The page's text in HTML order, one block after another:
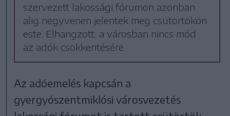
szervezett lakossági fórumon azonban
alig negyvenen jelentek meg csütörtökön
este. Elhangzott: a városban nincs mód
az adók csökkentésére.
Az adóemelés kapcsán a
gyergyószentmiklósi városvezetés